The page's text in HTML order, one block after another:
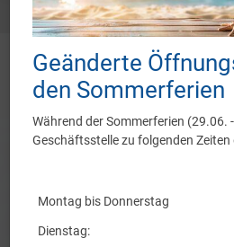
Sie befinden sich hier: Sportangebot
Taekwondo ist eine olympische
Geänderte
den Sommerferien
Während der Sommerferien (29.06.
Geschäftsstelle zu folgenden
Montag bis Donnerstag
Dienstag: